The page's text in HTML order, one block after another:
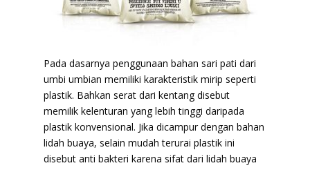
Pada dasarnya penggunaan bahan sari pati dari
umbi umbian memiliki karakteristik mirip seperti
plastik. Bahkan serat dari kentang disebut
memilik kelenturan yang lebih tinggi daripada
plastik konvensional. Jika dicampur dengan bahan
lidah buaya, selain mudah terurai plastik ini
disebut anti bakteri karena sifat dari lidah buaya